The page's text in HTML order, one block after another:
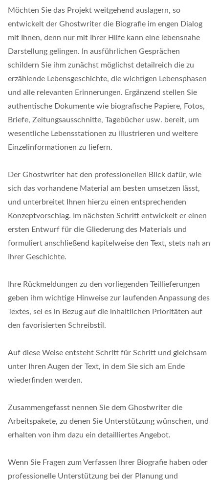
Möchten Sie das Projekt weitgehend auslagern, so
entwickelt der Ghostwriter die Biografie im engen Dialog
mit Ihnen, denn nur mit Ihrer Hilfe kann eine lebensnahe
Darstellung gelingen. In ausführlichen Gesprächen
schildern Sie ihm zunächst möglichst detailreich die zu
erzählende Lebensgeschichte, die wichtigen Lebensphasen
und alle relevanten Erinnerungen. Ergänzend stellen Sie
authentische Dokumente wie biografische Papiere, Fotos,
Briefe, Zeitungsausschnitte, Tagebücher usw. bereit, um
wesentliche Lebensstationen zu illustrieren und weitere
Einzelinformationen zu liefern.
Der Ghostwriter hat den professionellen Blick dafür, wie
sich das vorhandene Material am besten umsetzen lässt,
und unterbreitet Ihnen hierzu einen entsprechenden
Konzeptvorschlag. Im nächsten Schritt entwickelt er einen
ersten Entwurf für die Gliederung des Materials und
formuliert anschließend kapitelweise den Text, stets nah an
Ihrer Geschichte.
Ihre Rückmeldungen zu den vorliegenden Teillieferungen
geben ihm wichtige Hinweise zur laufenden Anpassung des
Textes, sei es in Bezug auf die inhaltlichen Prioritäten auf
den favorisierten Schreibstil.
Auf diese Weise entsteht Schritt für Schritt und gleichsam
unter Ihren Augen der Text, in dem Sie sich am Ende
wiederfinden werden.
Zusammengefasst nennen Sie dem Ghostwriter die
Arbeitspakete, zu denen Sie Unterstützung wünschen, und
erhalten von ihm dazu ein detailliertes Angebot.
Wenn Sie Fragen zum Verfassen Ihrer Biografie haben oder
professionelle Unterstützung bei der Planung und